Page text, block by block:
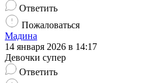
Ответить
Пожаловаться
Мадина
14 января 2026 в 14:17
Девочки супер
Ответить